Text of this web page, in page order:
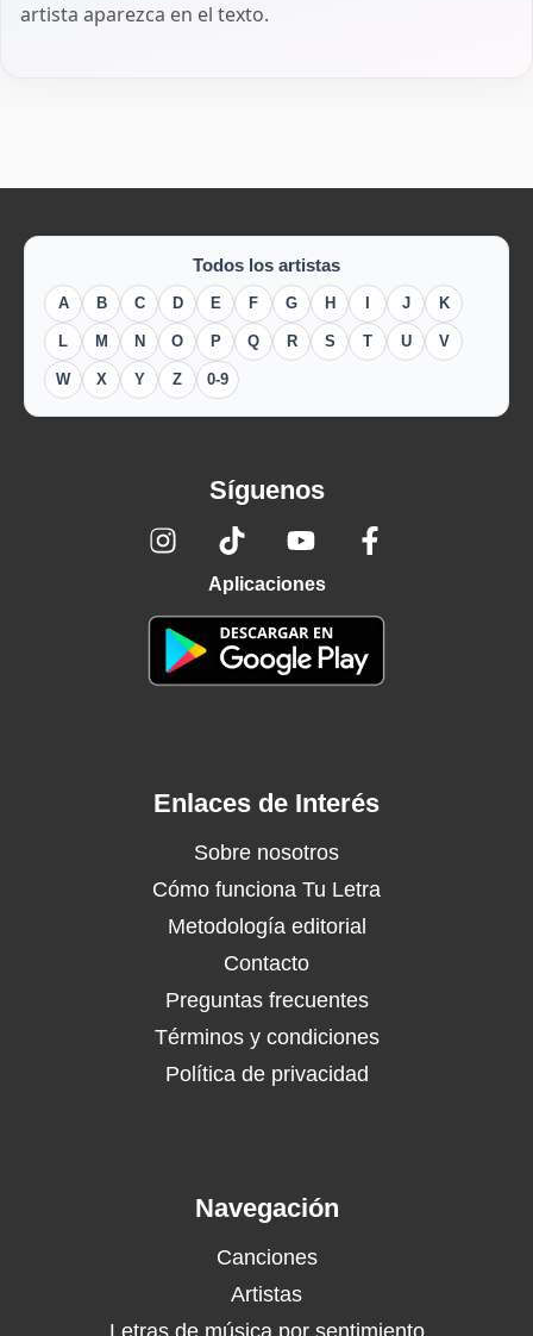
artista aparezca en el texto.
Todos los artistas
A B C D E F G H J K
L M N O P Q R S T U V
W X Y Z 0-9
Síguenos
Aplicaciones
Enlaces de Interés
Sobre nosotros
Cómo funciona Tu Letra
Metodología editorial
Contacto
Preguntas frecuentes
Términos y condiciones
Política de privacidad
Navegación
Canciones
Artistas